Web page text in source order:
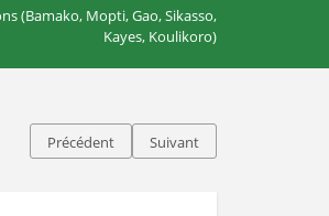
(Bamako, Mopti, Gao, Sikasso,
Kayes, Koulikoro)
Précédent Suivant